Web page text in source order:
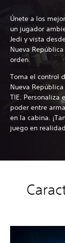
Únete a los
un jugador
Jedi y vista
Nueva
orden.
Toma el control
Nueva
TIE. Personaliza
poder entre
en la cabina.
juego en